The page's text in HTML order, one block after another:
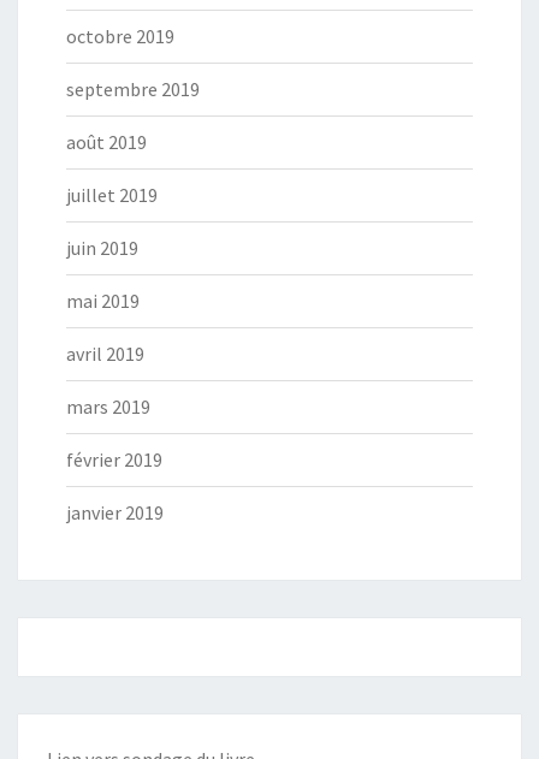
octobre 2019
septembre 2019
août 2019
juillet 2019
juin 2019
mai 2019
avril 2019
mars 2019
février 2019
janvier 2019